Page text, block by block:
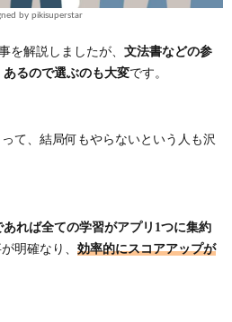
by pikisuperstar
を解説しましたが、 文法書などの参
るので選ぶのも大変です。
て、結局何もやらないという人も沢
れば全ての学習がアプリ1つに集約
明確なり、 効率的にスコアアップが